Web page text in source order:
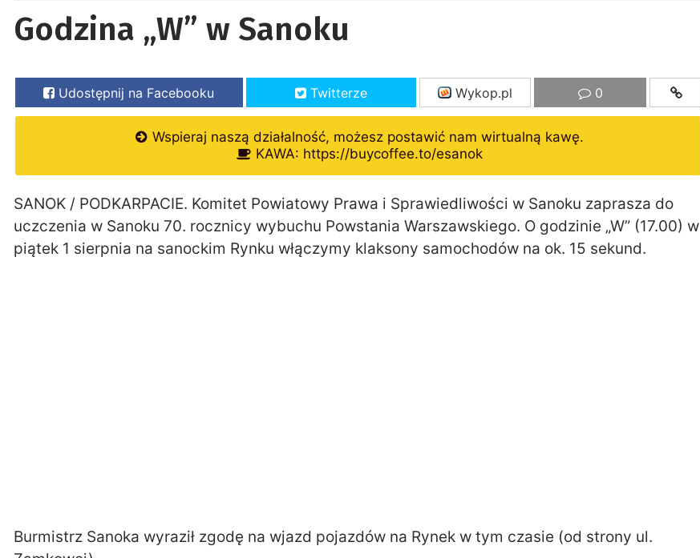
Godzina „W” w Sanoku
Udostępnij na Facebooku Twitterze Wykop.pl 0
Wspieraj naszą działalność, możesz postawić nam wirtualną kawę.
KAWA: https://buycoffee.to/esanok
SANOK / PODKARPACIE. Komitet Powiatowy Prawa i Sprawiedliwości w Sanoku zaprasza do
uczczenia w Sanoku 70. rocznicy wybuchu Powstania Warszawskiego. O godzinie „W” (17.00) w
piątek 1 sierpnia na sanockim Rynku włączymy klaksony samochodów na ok. 15 sekund.
Burmistrz Sanoka wyraził zgodę na wjazd pojazdów na Rynek w tym czasie (od strony ul.